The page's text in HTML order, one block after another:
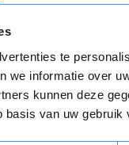
te
we informatie over
kunnen deze
van uw gebruik
ga ik akkoord
voorwaarden